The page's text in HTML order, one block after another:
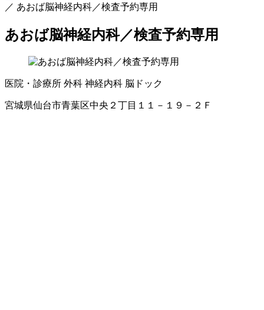
／ あおば脳神経内科／検査予約専用
あおば脳神経内科／検査予約専用
医院・診療所 外科 神経内科 脳ドック
宮城県仙台市青葉区中央２丁目１１－１９－２Ｆ